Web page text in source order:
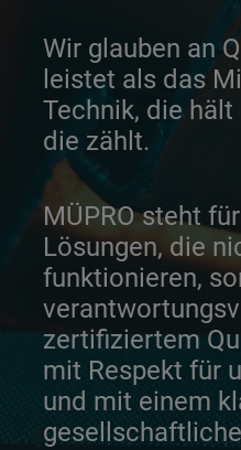
Wir glauben an
leistet als das
Technik, die
die zählt.
MÜPRO steht
Lösungen, die
funktionieren,
zertifiziertem
mit Respekt für
und mit einem